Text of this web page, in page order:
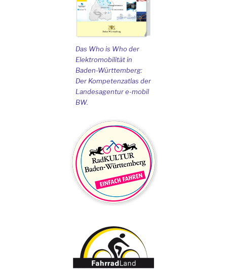
Das Who is Who der
Elektromobilität in
Baden-Württemberg:
Der Kompetenzatlas der
Landesagentur e-mobil
BW.